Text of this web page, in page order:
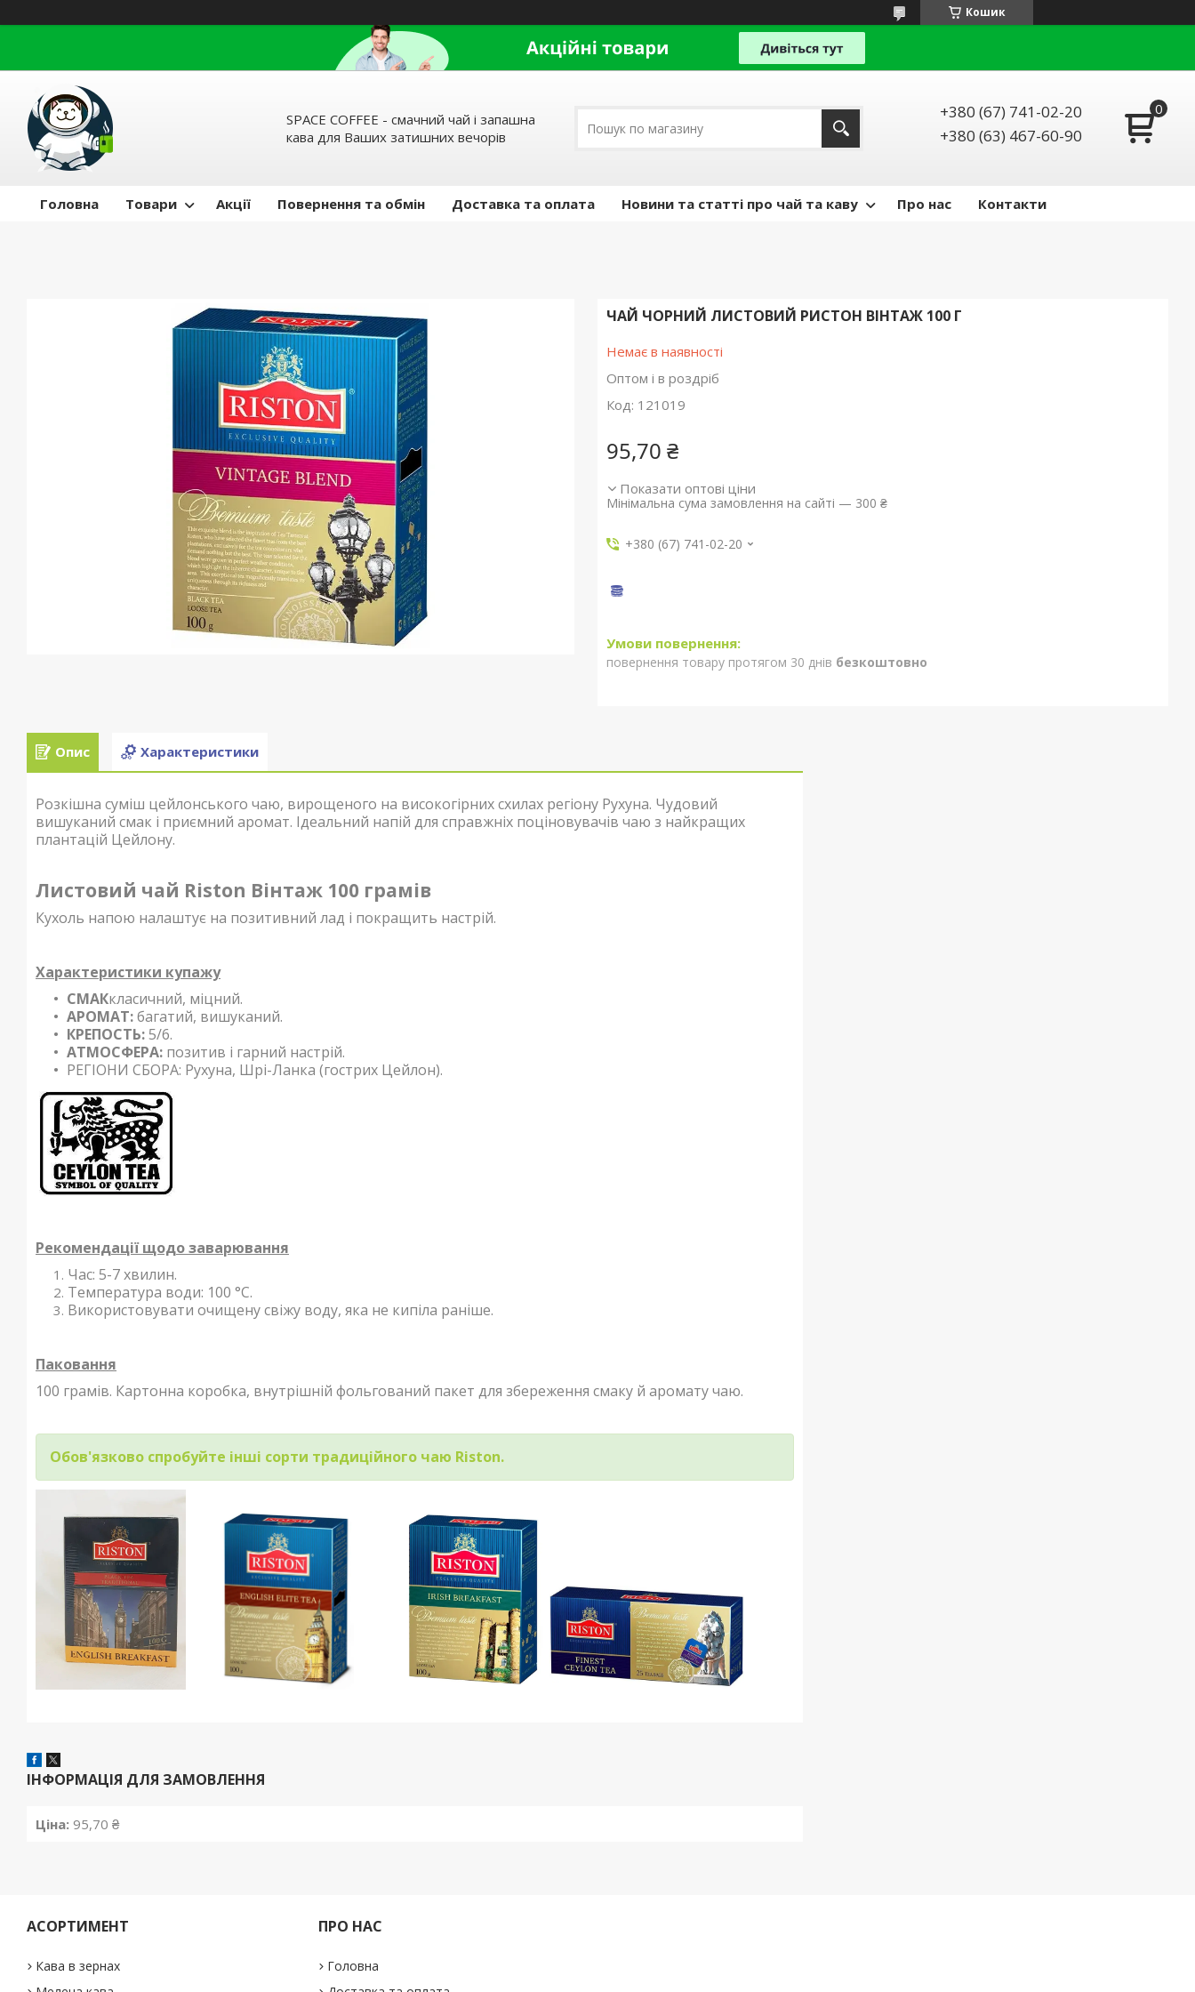
Кошик
SPACE COFFEE - смачний чай і запашна
кава для Ваших затишних вечорів
+380 (67) 741-02-20
+380 (63) 467-60-90
Головна Товари Акції Повернення та обмін Доставка та оплата Новини та статті про чай та каву Про нас Контакти
ЧАЙ ЧОРНИЙ ЛИСТОВИЙ РИСТОН ВІНТАЖ 100 Г
Немає в наявності
Оптом і в роздріб
Код: 121019
95,70 ₴
Показати оптові ціни
Мінімальна сума замовлення на сайті — 300 ₴
+380 (67) 741-02-20
повернення товару протягом 30 днів безкоштовно
Опис Характеристики
Розкішна суміш цейлонського чаю, вирощеного на високогірних схилах регіону Рухуна. Чудовий
вишуканий смак і приємний аромат. Ідеальний напій для справжніх поціновувачів чаю з найкращих
плантацій Цейлону.
Листовий чай Riston Вінтаж 100 грамів
Кухоль напою налаштує на позитивний лад і покращить настрій.
Характеристики купажу
СМАКкласичний, міцний.
АРОМАТ:багатий, вишуканий.
КРЕПОСТЬ:5/6.
АТМОСФЕРА: позитив і гарний настрій.
РЕГІОНИ СБОРА: Рухуна, Шрі-Ланка (гострих Цейлон).
Рекомендації щодо заварювання
Час: 5-7 хвилин.
Температура води: 100 °С.
Використовувати очищену свіжу воду, яка не кипіла раніше.
Паковання
100 грамів. Картонна коробка, внутрішній фольгований пакет для збереження смаку й аромату чаю.
Обов'язково спробуйте інші сорти традиційного чаю Riston.
ІНФОРМАЦІЯ ДЛЯ ЗАМОВЛЕННЯ
Ціна: 95,70 ₴
АСОРТИМЕНТ
Кава в зернах
ПРО НАС
Головна